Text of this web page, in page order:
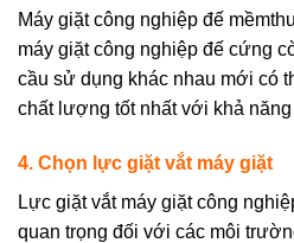
Máy giặt công nghiệp đế mềm
máy giặt công nghiệp đế cứng
cầu sử dụng khác nhau mới có
chất lượng tốt nhất với khả
4. Chọn lực giặt vắt máy giặt
Lực giặt vắt máy giặt công
quan trọng đối với các môi